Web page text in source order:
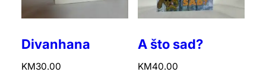
Divanhana
KM30.00
A što sad?
KM40.00